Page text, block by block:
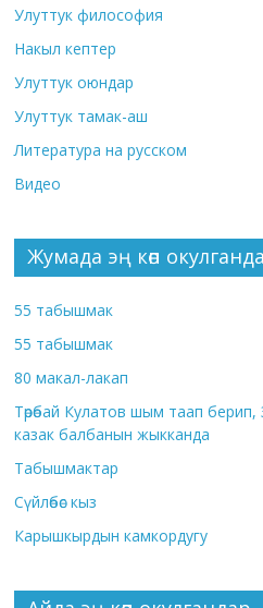
Улуттук философия
Накыл кептер
Улуттук оюндар
Улуттук тамак-аш
Литература на русском
Видео
Жумада эң көп
55 табышмак
55 табышмак
80 макал-лакап
Төрөбай Кулатов шым таап
казак балбанын жыкканда
Табышмактар
Сүйлөбөс кыз
Карышкырдын камкордугу